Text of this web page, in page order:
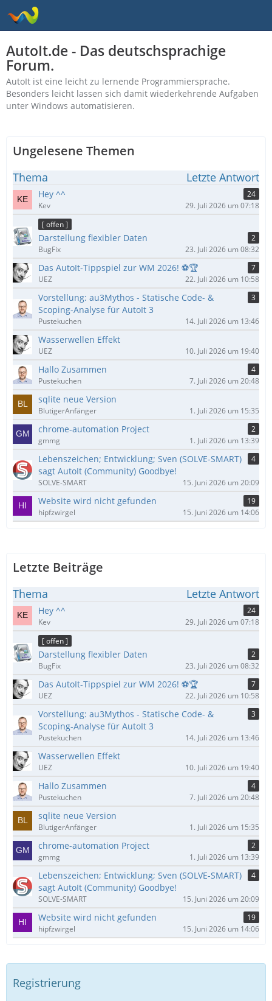
AutoIt.de - Das deutschsprachige
Forum.
AutoIt ist eine leicht zu lernende Programmiersprache.
Besonders leicht lassen sich damit wiederkehrende Aufgaben
unter Windows automatisieren.
Ungelesene Themen
Thema Letzte Antwort
Hey ^^
24
Kev
29. Juli 2026 um 07:18
[ offen ]
Darstellung flexibler Daten
2
BugFix
23. Juli 2026 um 08:32
Das AutoIt-Tippspiel zur WM 2026! ⚽🏆
7
UEZ
22. Juli 2026 um 10:58
Vorstellung: au3Mythos - Statische Code- &
Scoping-Analyse für AutoIt 3
3
Pustekuchen 14. Juli 2026 um 13:46
Wasserwellen Effekt
UEZ 10. Juli 2026 um 19:40
Hallo Zusammen
4
Pustekuchen
7. Juli 2026 um 20:48
sqlite neue Version
BlutigerAnfänger 1. Juli 2026 um 15:35
chrome-automation Project
2
gmmg
1. Juli 2026 um 13:39
Lebenszeichen; Entwicklung; Sven (SOLVE-SMART)
sagt AutoIt (Community) Goodbye!
4
SOLVE-SMART 15. Juni 2026 um 20:09
Website wird nicht gefunden
19
hipfzwirgel
15. Juni 2026 um 14:06
Letzte Beiträge
Thema Letzte Antwort
Hey ^^
24
Kev
29. Juli 2026 um 07:18
[ offen ]
Darstellung flexibler Daten
2
BugFix
23. Juli 2026 um 08:32
Das AutoIt-Tippspiel zur WM 2026! ⚽🏆
7
UEZ
22. Juli 2026 um 10:58
Vorstellung: au3Mythos - Statische Code- &
Scoping-Analyse für AutoIt 3
3
Pustekuchen 14. Juli 2026 um 13:46
Wasserwellen Effekt
UEZ 10. Juli 2026 um 19:40
Hallo Zusammen
4
Pustekuchen
7. Juli 2026 um 20:48
sqlite neue Version
BlutigerAnfänger 1. Juli 2026 um 15:35
chrome-automation Project
2
gmmg
1. Juli 2026 um 13:39
Lebenszeichen; Entwicklung; Sven (SOLVE-SMART)
sagt AutoIt (Community) Goodbye!
4
SOLVE-SMART 15. Juni 2026 um 20:09
Website wird nicht gefunden
19
hipfzwirgel
15. Juni 2026 um 14:06
Registrierung